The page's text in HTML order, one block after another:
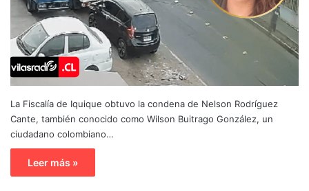
La Fiscalía de Iquique obtuvo la condena de Nelson Rodríguez
Cante, también conocido como Wilson Buitrago González, un
ciudadano colombiano…
Leer más »